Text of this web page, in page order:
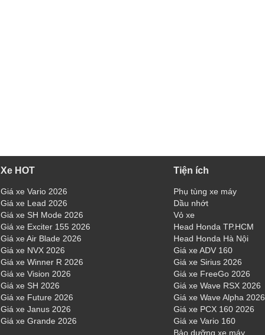
Xe HOT
Giá xe Vario 2026
Giá xe Lead 2026
Giá xe SH Mode 2026
Giá xe Exciter 155 2026
Giá xe Air Blade 2026
Giá xe NVX 2026
Giá xe Winner R 2026
Giá xe Vision 2026
Giá xe SH 2026
Giá xe Future 2026
Giá xe Janus 2026
Giá xe Grande 2026
Tiện ích
Phụ tùng xe máy
Dầu nhớt
Vỏ xe
Head Honda TP.HCM
Head Honda Hà Nội
Giá xe ADV 160
Giá xe Sirius 2026
Giá xe FreeGo 2026
Giá xe Wave RSX 2026
Giá xe Wave Alpha 2026
Giá xe PCX 160 2026
Giá xe Vario 160
Bảo dưỡng xe máy